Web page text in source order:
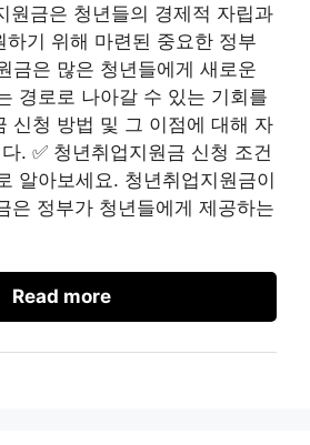
원금은 청년들의 경제적 자립과
하기 위해 마련된 중요한 정부
금은 많은 청년들에게 새로운
경로로 나아갈 수 있는 기회를
신청 방법 및 그 이점에 대해 자
. ✅ 청년취업지원금 신청 조건
알아보세요. 청년취업지원금이
은 정부가 청년들에게 제공하는
Read more